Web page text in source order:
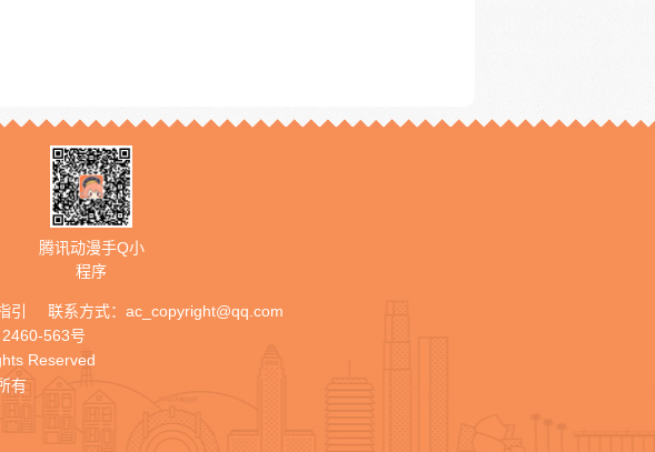
腾讯动漫手Q小
程序
引 联系方式： ac_copyright@qq.com
563号
Reserved
有